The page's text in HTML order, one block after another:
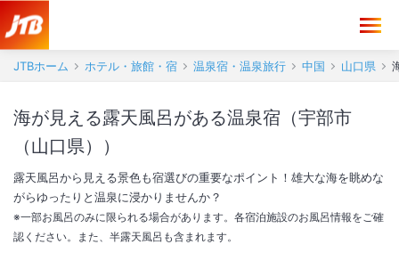
JTBホーム ホテル・旅館・宿 温泉宿・温泉旅行 中国 山口県
海が見える露天風呂がある温泉宿（宇部市
（山口県））
露天風呂から見える景色も宿選びの重要なポイント！雄大な海を眺めな
がらゆったりと温泉に浸かりませんか？
※一部お風呂のみに限られる場合があります。各宿泊施設のお風呂情報をご確
認ください。また、半露天風呂も含まれます。